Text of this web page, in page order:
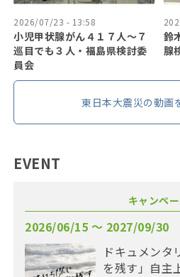
2026/07/23 - 13:58
小児甲状腺がん４１７人〜７
巡目でも３人・福島県検討委
員会
鈴
腺
東日本大震災の動画
EVENT
キャンペ
2026/06/15 〜 2027/09/30
ドキュメンタ
を残す」自主